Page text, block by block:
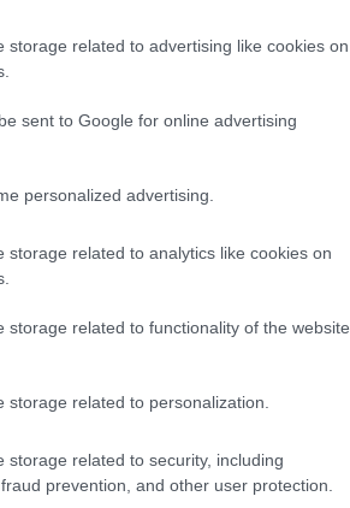
storage related to advertising like cookies on
sent to Google for online advertising
personalized advertising.
storage related to analytics like cookies on
storage related to functionality of the website
related to personalization.
storage related to security, including
prevention, and other user protection.